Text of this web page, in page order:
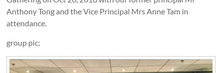
Anthony Tong and the Vice Principal Mrs Anne Tam in
attendance.
group pic: